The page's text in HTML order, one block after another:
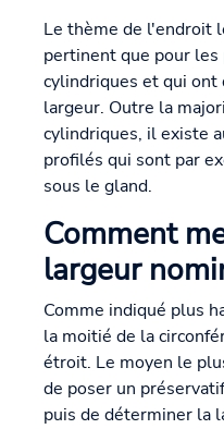
Le thème de l'endroit
pertinent que pour
cylindriques et qui ont
largeur. Outre la
cylindriques, il existe
profilés qui sont par
sous le gland.
Comment
largeur
Comme indiqué plus
la moitié de la
étroit. Le moyen le
de poser un
puis de déterminer la